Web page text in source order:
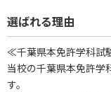
選ばれる理由
≪千葉県本免許学科試
当校の千葉県本免許学
す。